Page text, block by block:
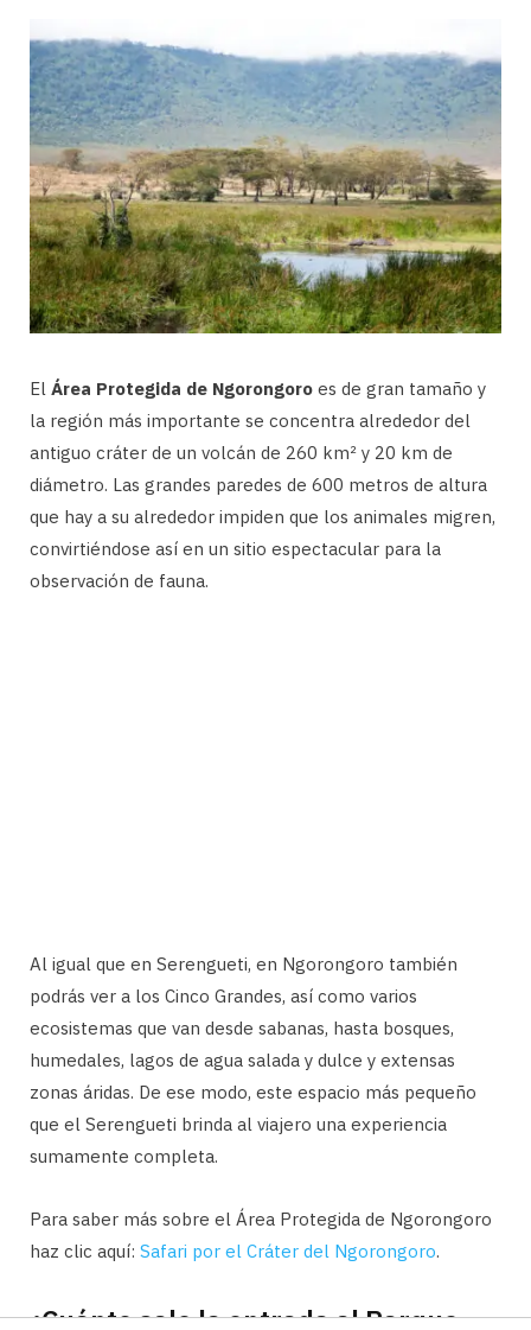
El Área Protegida de Ngorongoro es de gran tamaño y
la región más importante se concentra alrededor del
antiguo cráter de un volcán de 260 km² y 20 km de
diámetro. Las grandes paredes de 600 metros de altura
que hay a su alrededor impiden que los animales migren,
convirtiéndose así en un sitio espectacular para la
observación de fauna.
Al igual que en Serengueti, en Ngorongoro también
podrás ver a los Cinco Grandes, así como varios
ecosistemas que van desde sabanas, hasta bosques,
humedales, lagos de agua salada y dulce y extensas
zonas áridas. De ese modo, este espacio más pequeño
que el Serengueti brinda al viajero una experiencia
sumamente completa.
Para saber más sobre el Área Protegida de Ngorongoro
haz clic aquí: Safari por el Cráter del Ngorongoro.
¿Cuánto sale la entrada al Parque